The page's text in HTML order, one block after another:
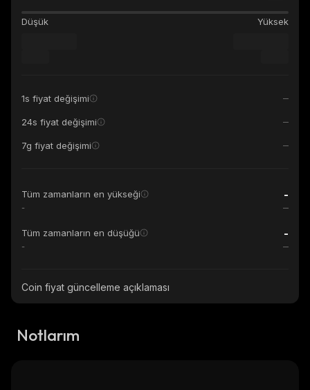
Düşük Yüksek
1s fiyat değişimi
24s fiyat değişimi
7g fiyat değişimi
Tüm zamanların en yükseği -
-
Tüm zamanların en düşüğü -
-
Coin fiyat güncelleme açıklaması
Notlarım